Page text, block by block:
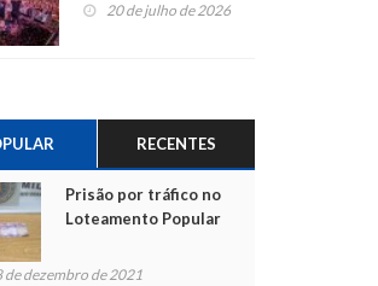
para mais associados
20 de julho de 2026
RECENTES
Prisão por tráfico no
Loteamento Popular
de dezembro de 2021